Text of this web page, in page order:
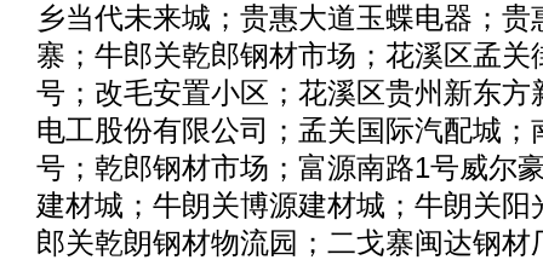
乡当代未来城；贵惠大道玉蝶电器；
寨；牛郎关乾郎钢材市场；花溪区孟关
号；改毛安置小区；花溪区贵州新东方
电工股份有限公司；孟关国际汽配城；
号；乾郎钢材市场；富源南路1号威尔
建材城；牛朗关博源建材城；牛朗关阳
郎关乾朗钢材物流园；二戈寨闽达钢材